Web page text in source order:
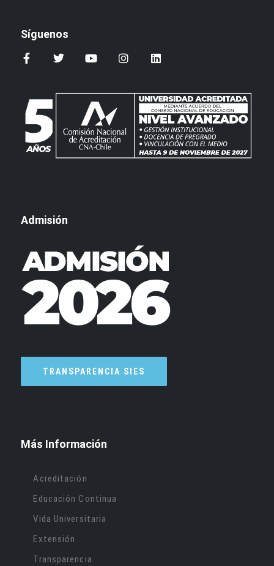
Más Información
Acreditación
Educación Continua
Vida Universitaria
Extensión
Transparencia
Admisión
TRANSPARENCIA SIES
Síguenos